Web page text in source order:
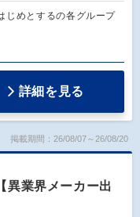
じめとするの各グループ
詳細を見る
掲載期間：26/08/07～26/08/20
異業界メーカー出